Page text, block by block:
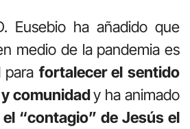
Eusebio ha añadido que
medio de la pandemia es
para fortalecer el sentido
comunidady ha animado
“contagio” de Jesús el